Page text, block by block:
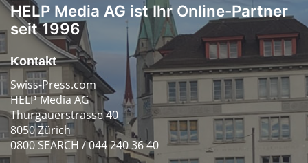
HELP Media AG ist Ihr Online-Partner
seit 1996
Kontakt
Swiss-Press.com
HELP Media AG
Thurgauerstrasse 40
8050 Zürich
0800 SEARCH / 044 240 36 40